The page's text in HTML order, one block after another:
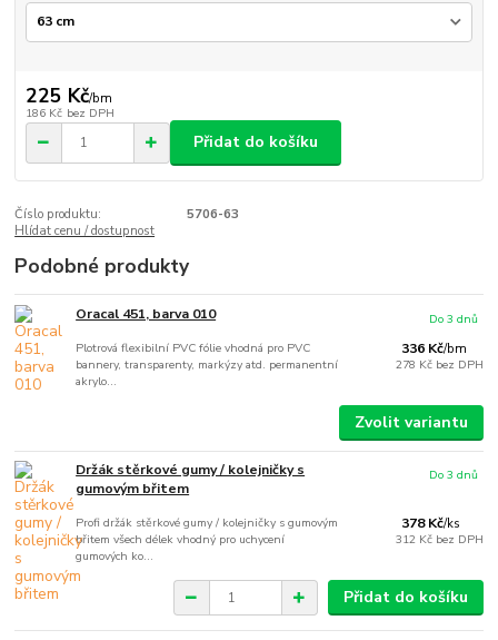
225 Kč/bm
186 Kč bez DPH
Přidat do košíku
Číslo produktu:
5706-63
Hlídat cenu / dostupnost
Podobné produkty
Oracal 451, barva 010
Plotrová flexibilní PVC fólie vhodná pro PVC
bannery, transparenty, markýzy atd. permanentní
akrylo...
336 Kč/bm
278 Kč bez DPH
Do 3 dnů
Zvolit variantu
Držák stěrkové gumy / kolejničky s
gumovým břitem
Profi držák stěrkové gumy / kolejničky s gumovým
břitem všech délek vhodný pro uchycení
gumových ko...
378 Kč/ks
312 Kč bez DPH
Do 3 dnů
Přidat do košíku